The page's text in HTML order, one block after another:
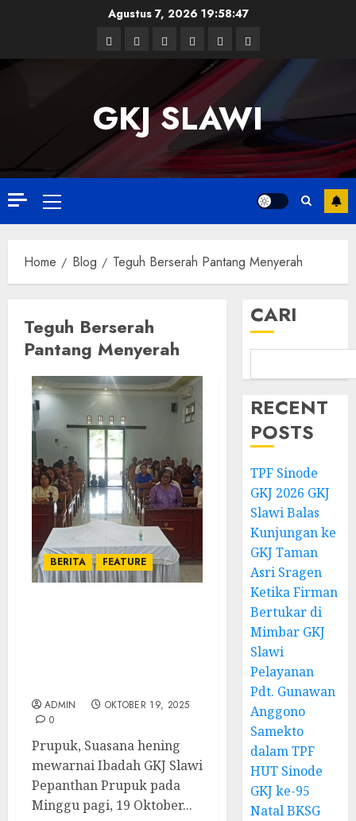
Agustus 7, 2026 19:58:48
Facebook
TwitterLinkedin
VK YoutubeInstagram
GKJ SLAWI
Primary
Menu
Home Blog Teguh Berserah Pantang Menyerah
Teguh Berserah
Pantang Menyerah
BERITA FEATURE
ADMIN
OKTOBER 19, 2025
0
Prupuk, Suasana hening
mewarnai Ibadah GKJ Slawi
Pepanthan Prupuk pada
Minggu pagi, 19 Oktober...
CARI
RECENT
POSTS
TPF Sinode
GKJ 2026 GKJ
Slawi Balas
Kunjungan ke
GKJ Taman
Asri Sragen
Ketika Firman
Bertukar di
Mimbar GKJ
Slawi
Pelayanan
Pdt. Gunawan
Anggono
Samekto
dalam TPF
HUT Sinode
GKJ ke-95
Natal BKSG